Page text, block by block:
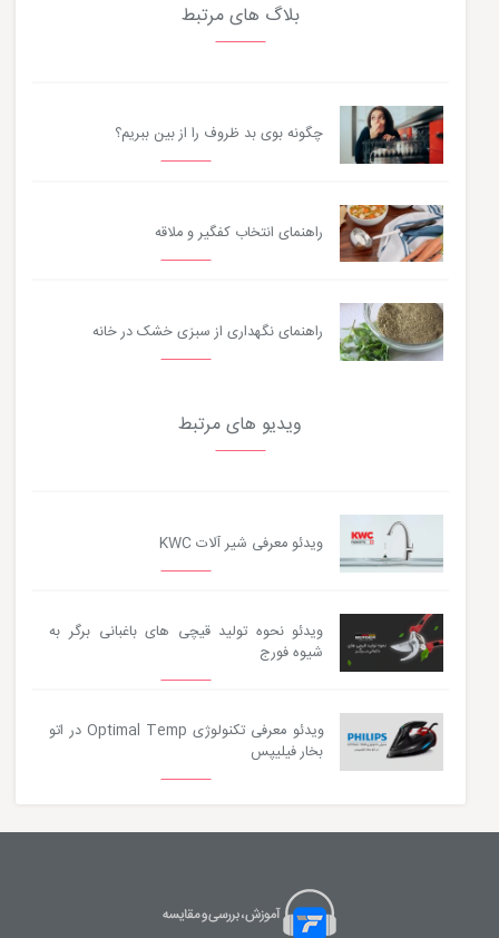
بلاگ های مرتبط
چگونه بوی بد ظروف را از بین ببریم؟
راهنمای انتخاب کفگیر و ملاقه
راهنمای نگهداری از سبزی خشک در خانه
ویدیو های مرتبط
ویدئو معرفی شیر آلات KWC
ویدئو نحوه تولید قیچی های باغبانی برگر به
شیوه فورج
ویدئو معرفی تکنولوژی Optimal Temp در اتو
بخار فیلیپس